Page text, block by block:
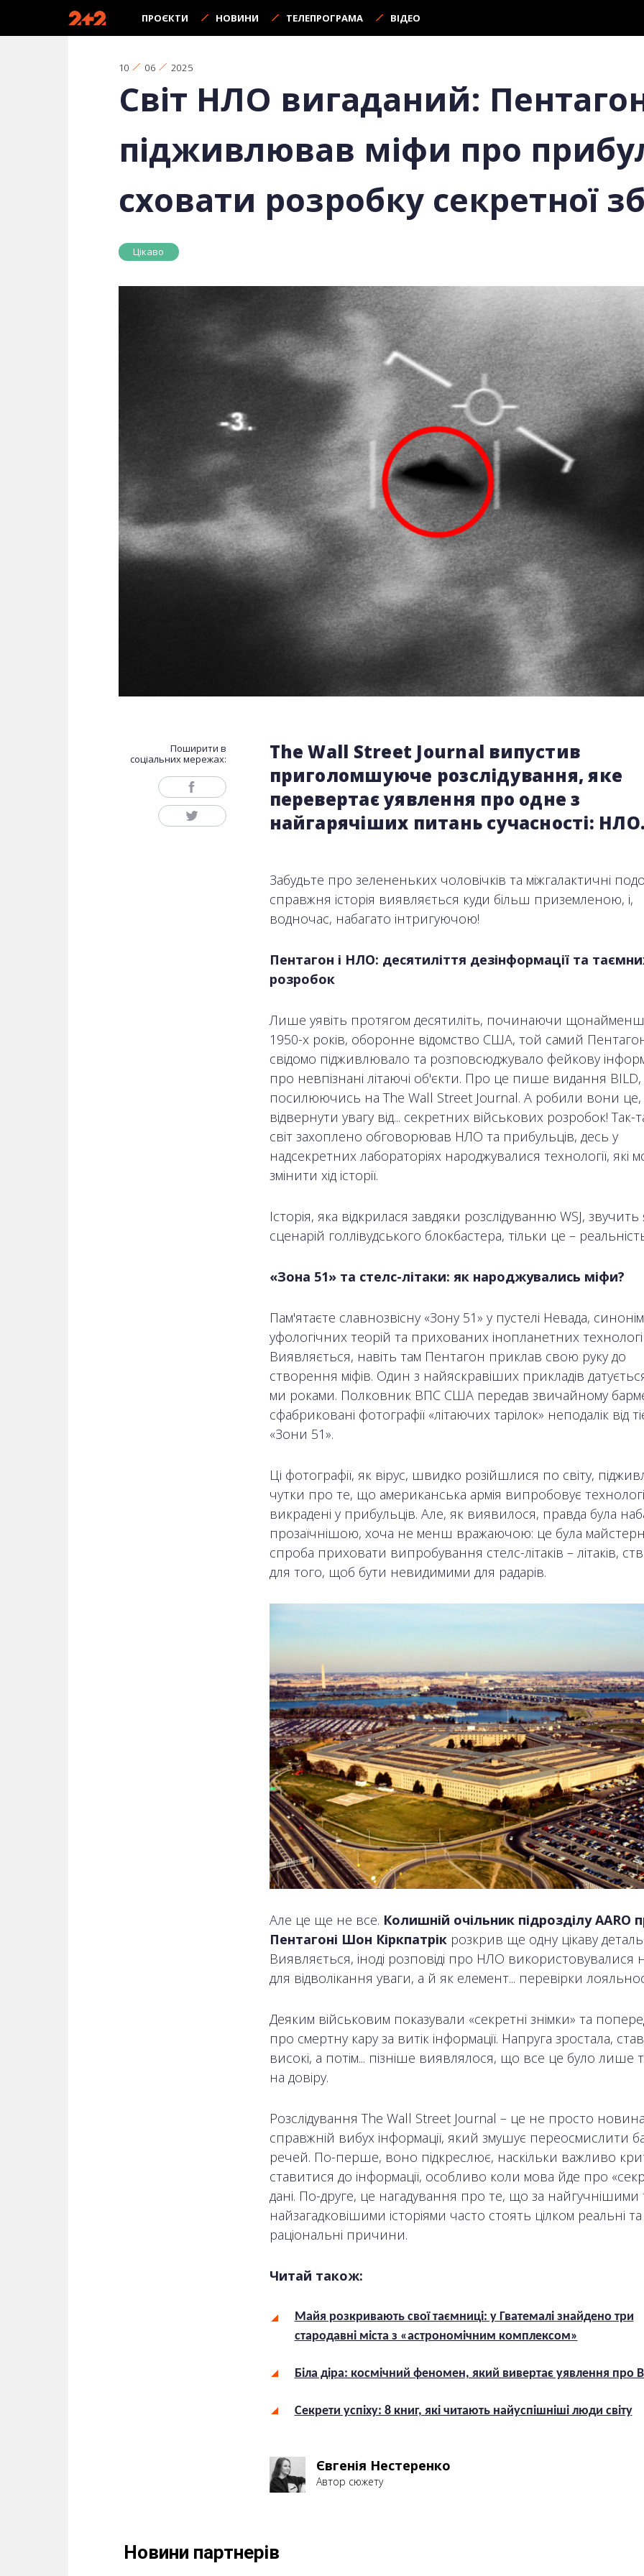
ПРОЄКТИ НОВИНИ ТЕЛЕПРОГРАМА ВІДЕО
10 06 2025
Світ НЛО вигаданий:
підживлював міфи про
сховати розробку секретної
Цікаво
Поширити в
соціальних мережах:
The Wall Street Journal випустив
приголомшуюче розслідування, яке
перевертає уявлення про одне з
найгарячіших питань сучасності:
Забудьте про зелененьких чоловічків та міжгалактичні
справжня історія виявляється куди більш приземленою, і,
водночас, набагато інтригуючою!
Пентагон і НЛО: десятиліття дезінформації та
розробок
Лише уявіть протягом десятиліть, починаючи
1950-х років, оборонне відомство США, той самий
свідомо підживлювало та розповсюджувало фейкову
про невпізнані літаючі об'єкти. Про це пише видання BILD,
посилюючись на The Wall Street Journal. А робили вони
відвернути увагу від... секретних військових розробок! Так-
світ захоплено обговорював НЛО та прибульців, десь у
надсекретних лабораторіях народжувалися технології, які
змінити хід історії.
Історія, яка відкрилася завдяки розслідуванню WSJ, звучить
сценарій голлівудського блокбастера, тільки це –
«Зона 51» та стелс-літаки: як народжувались міфи?
Пам'ятаєте славнозвісну «Зону 51» у пустелі Невада, синонім
уфологічних теорій та прихованих інопланетних
Виявляється, навіть там Пентагон приклав свою руку до
створення міфів. Один з найяскравіших прикладів
ми роками. Полковник ВПС США передав звичайному
сфабриковані фотографії «літаючих тарілок» неподалік від
«Зони 51».
Ці фотографії, як вірус, швидко розійшлися по світу,
чутки про те, що американська армія випробовує
викрадені у прибульців. Але, як виявилося, правда була
прозаїчнішою, хоча не менш вражаючою: це була
спроба приховати випробування стелс-літаків – літаків,
для того, щоб бути невидимими для радарів.
Але це ще не все. Колишній очільник підрозділу AARO
Пентагоні Шон Кіркпатрікрозкрив ще одну цікаву
Виявляється, іноді розповіді про НЛО використовувалися
для відволікання уваги, а й як елемент... перевірки
Деяким військовим показували «секретні знімки» та
про смертну кару за витік інформації. Напруга зростала,
високі, а потім... пізніше виявлялося, що все це було лише
на довіру.
Розслідування The Wall Street Journal – це не просто
справжній вибух інформації, який змушує переосмислити
речей. По-перше, воно підкреслює, наскільки важливо
ставитися до інформації, особливо коли мова йде про
дані. По-друге, це нагадування про те, що за найгучнішими
найзагадковішими історіями часто стоять цілком реальні та
раціональні причини.
Читай також:
Майя розкривають свої таємниці: у Гватемалі знайдено три
стародавні міста з «астрономічним комплексом»
Біла діра: космічний феномен, який вивертає уявлення про
Секрети успіху: 8 книг, які читають найуспішніші люди світу
Євгенія Нестеренко
Автор сюжету